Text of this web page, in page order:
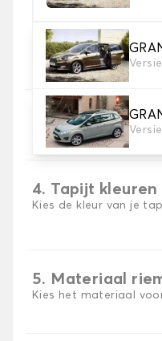
2. Materiaal
Kies het materiaal
3. Aantal
Selecteer het aantal
4. Tapijt kleuren
Kies de kleur van je
5. Materiaal
Kies het materiaal